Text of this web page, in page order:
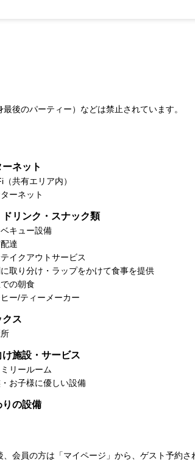
後のパーティー）などは禁止されています。
ネット
（共有エリア内）
ーネット
ドリンク・スナック類
キュー設備
達
イクアウトサービス
取り分け・ラップをかけて食事を提供
の朝食
ー/ティーメーカー
クス
け施設・サービス
リールーム
お子様に優しい設備
りの設備
会員の方は「マイページ」から、ゲスト予約